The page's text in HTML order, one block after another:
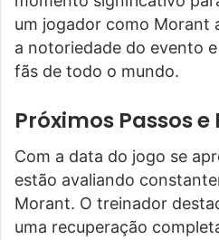
um jogador como Morant
a notoriedade do evento
fãs de todo o mundo.
Próximos Passos
Com a data do jogo se
estão avaliando
Morant. O treinador
uma recuperação